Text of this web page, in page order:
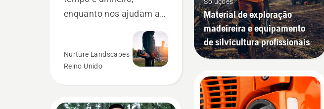
enquanto nos ajudam a
Nurture Landscapes
Reino Unido
Material de exploração
madeireira e equipamento
de silvicultura profissionais